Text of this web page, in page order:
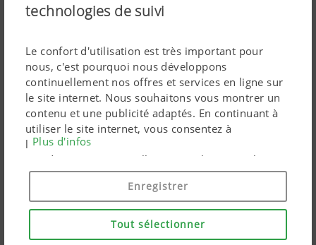
technologies de suivi
Le confort d'utilisation est très important pour
nous, c'est pourquoi nous développons
continuellement nos offres et services en ligne sur
le site internet. Nous souhaitons vous montrer un
contenu et une publicité adaptés. En continuant à
utiliser le site internet, vous consentez à
l'utilisation de cookies techniquement nécessaires.
Vos données personnelles sont utilisées par les
produits marketing Google uniquement si vous
donnez votre consentement en cliquant sur « tout
accepter ». Vous pouvez également effectuer un
paramétrage personnalisé à l'aide des cases à
cocher proposées.
Plus d'infos
Enregistrer
Tout sélectionner